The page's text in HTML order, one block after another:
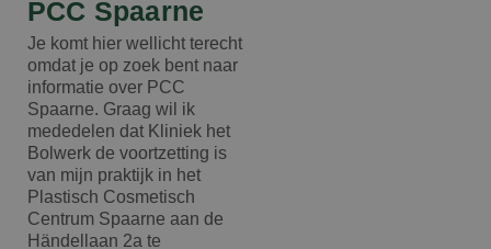
PCC Spaarne
Je komt hier wellicht terecht
omdat je op zoek bent naar
informatie over PCC
Spaarne. Graag wil ik
mededelen dat Kliniek het
Bolwerk de voortzetting is
van mijn praktijk in het
Plastisch Cosmetisch
Centrum Spaarne aan de
Händellaan 2a te